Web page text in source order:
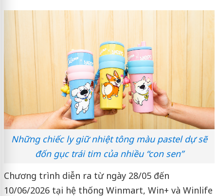
Những chiếc ly giữ nhiệt tông màu pastel dự sẽ
đốn gục trái tim của nhiều “con sen”
Chương trình diễn ra từ ngày 28/05 đến
10/06/2026 tại hệ thống Winmart, Win+ và Winlife